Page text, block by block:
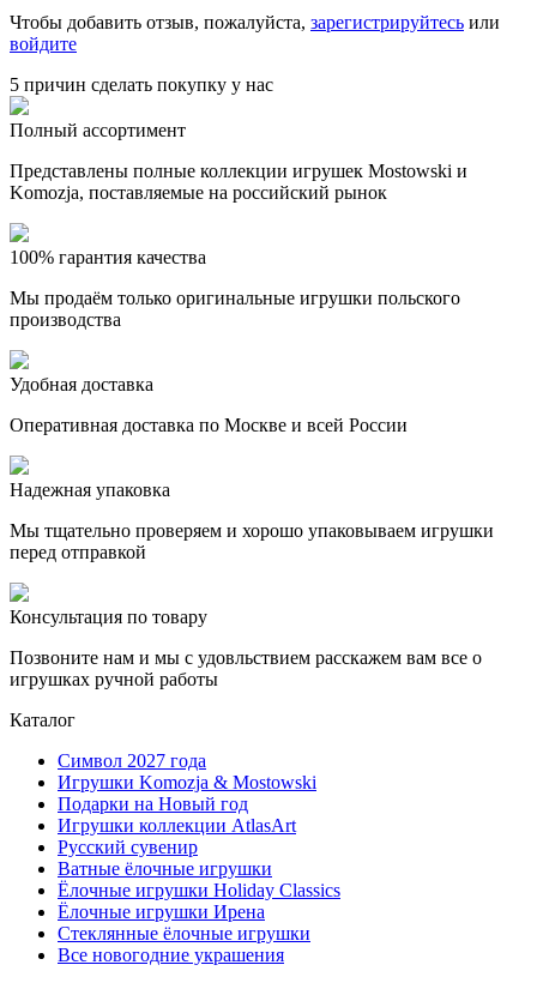
Чтобы добавить отзыв, пожалуйста, зарегистрируйтесь или
войдите
5 причин сделать покупку у нас
Полный ассортимент
Представлены полные коллекции игрушек Mostowski и
Komozja, поставляемые на российский рынок
100% гарантия качества
Мы продаём только оригинальные игрушки польского
производства
Удобная доставка
Оперативная доставка по Москве и всей России
Надежная упаковка
Мы тщательно проверяем и хорошо упаковываем игрушки
перед отправкой
Консультация по товару
Позвоните нам и мы с удовльствием расскажем вам все о
игрушках ручной работы
Каталог
Символ 2027 года
Игрушки Komozja & Mostowski
Подарки на Новый год
Игрушки коллекции AtlasArt
Русский сувенир
Ватные ёлочные игрушки
Ёлочные игрушки Holiday Classics
Ëлочные игрушки Ирена
Стеклянные ёлочные игрушки
Все новогодние украшения